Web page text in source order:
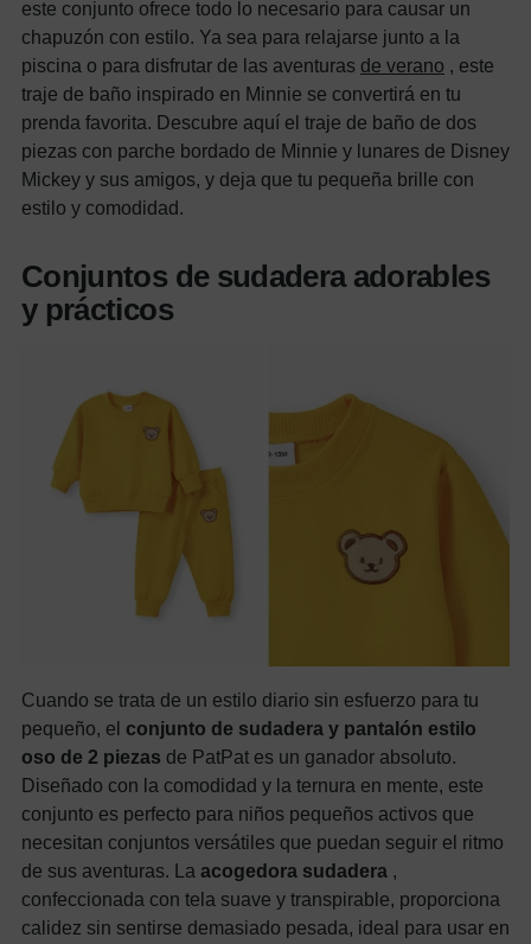
este conjunto ofrece todo lo necesario para causar un
chapuzón con estilo. Ya sea para relajarse junto a la
piscina o para disfrutar de las aventuras de verano , este
traje de baño inspirado en Minnie se convertirá en tu
prenda favorita. Descubre aquí el traje de baño de dos
piezas con parche bordado de Minnie y lunares de Disney
Mickey y sus amigos, y deja que tu pequeña brille con
estilo y comodidad.
Conjuntos de sudadera adorables
y prácticos
Cuando se trata de un estilo diario sin esfuerzo para tu
pequeño, el conjunto de sudadera y pantalón estilo
oso de 2 piezas de PatPat es un ganador absoluto.
Diseñado con la comodidad y la ternura en mente, este
conjunto es perfecto para niños pequeños activos que
necesitan conjuntos versátiles que puedan seguir el ritmo
de sus aventuras. La acogedora sudadera ,
confeccionada con tela suave y transpirable, proporciona
calidez sin sentirse demasiado pesada, ideal para usar en